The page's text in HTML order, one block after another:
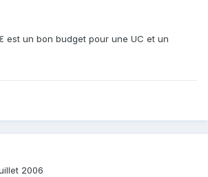
est un bon budget pour une UC et un
2006